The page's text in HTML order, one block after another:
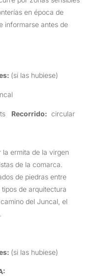
en época de
informarse antes de
(si las hubiese)
Recorrido: circular
la ermita de la virgen
de la comarca.
de piedras entre
de arquitectura
del Juncal, el
(si las hubiese)